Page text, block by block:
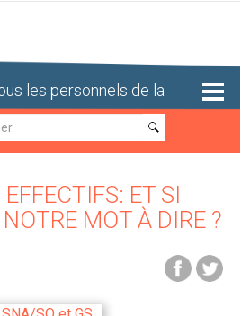
les personnels de la
Recherche
ET SI
MOT À DIRE ?